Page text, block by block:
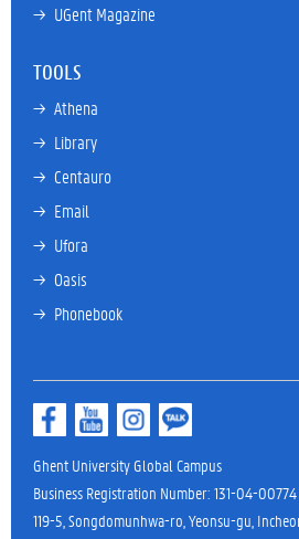
→ UGent Magazine
TOOLS
→ Athena
→ Library
→ Centauro
→ Email
→ Ufora
→ Oasis
→ Phonebook
Ghent University Global Campus
Business Registration Number: 131-04-00774
119-5, Songdomunhwa-ro, Yeonsu-gu,